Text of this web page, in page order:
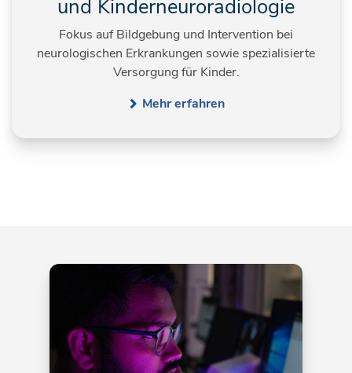
und Kinderneuroradiologie
Fokus auf Bildgebung und Intervention bei
neurologischen Erkrankungen sowie spezialisierte
Versorgung für Kinder.
Mehr erfahren